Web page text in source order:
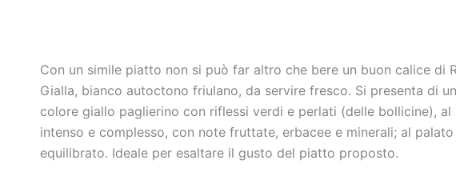
Con un simile piatto non si può far altro che bere un buon calice di
Gialla, bianco autoctono friulano, da servire fresco. Si presenta di
colore giallo paglierino con riflessi verdi e perlati (delle bollicine), al
intenso e complesso, con note fruttate, erbacee e minerali; al
equilibrato. Ideale per esaltare il gusto del piatto proposto.